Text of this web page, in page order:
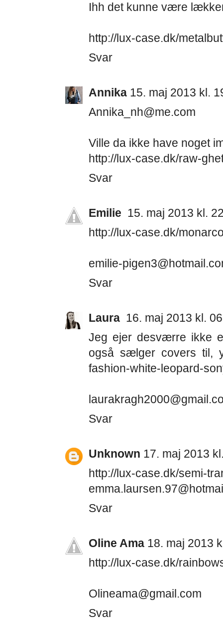
Ihh det kunne være
http://lux-case.dk/
Svar
Annika 15. maj 2013 kl.
Annika_nh@me.com
Ville da ikke have noget
http://lux-case.dk/raw-
Svar
Emilie 15. maj 2013 kl.
http://lux-case.dk/
emilie-
Svar
Laura 16. maj 2013 kl.
Jeg ejer desværre ikke
også sælger covers til,
fashion-white-leopard-
Svar
Unknown 17. maj 2013
http://lux-case.dk/semi-
Svar
Oline Ama 18. maj 2013
http://lux-case.dk/
Olineama@gmail.com
Svar